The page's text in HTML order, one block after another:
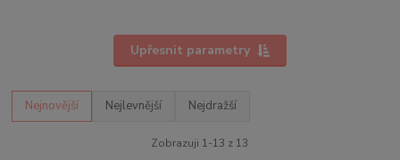
Upřesnit parametry
Nejnovější Nejlevnější Nejdražší
Zobrazuji 1-13 z 13